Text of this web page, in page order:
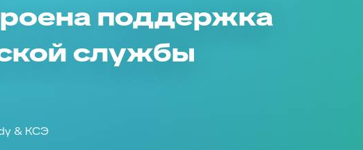
поддержка
службы
& КСЭ